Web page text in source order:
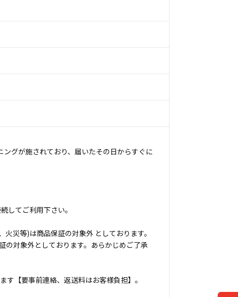
グが施されており、届いたその日からすぐに
してご利用下さい。
災等)は商品保証の対象外 としております。
対象外としております。あらかじめご了承
【要事前連絡、返送料はお客様負担】。